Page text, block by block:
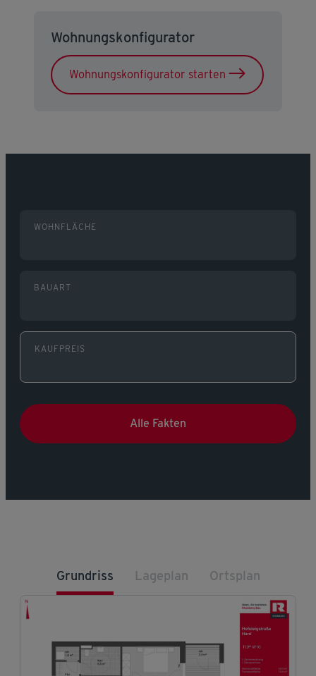
Wohnungskonfigurator
Wohnungskonfigurator starten
WOHNFLÄCHE
BAUART
KAUFPREIS
Alle Fakten
Grundriss Lageplan Ortsplan